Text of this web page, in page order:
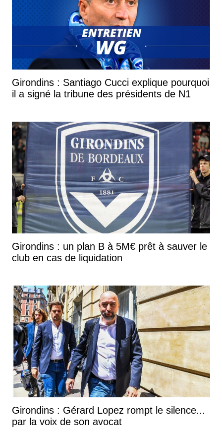
Girondins : Santiago Cucci explique pourquoi
il a signé la tribune des présidents de N1
Girondins : un plan B à 5M€ prêt à sauver le
club en cas de liquidation
Girondins : Gérard Lopez rompt le silence...
par la voix de son avocat